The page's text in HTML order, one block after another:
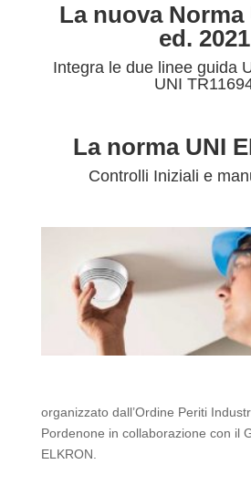
La nuova Norma
ed. 2021
Integra le due linee guida
UNI
La norma UNI
Controlli Iniziali e
organizzato dall’Ordine Periti
Pordenone in collaborazione con il
ELKRON.